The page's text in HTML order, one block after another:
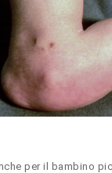
per il bambino